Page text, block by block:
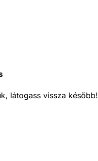
látogass vissza később!